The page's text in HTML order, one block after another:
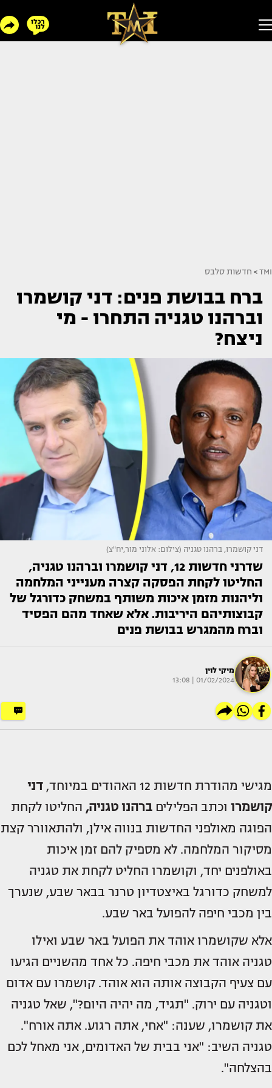
TMI
> חדשות סלבס
ברח בבושת פנים: דני קושמרו
וברהנו טגניה התחרו - מי
ניצח?
דני קושמרו, ברהנו טגניה (צילום: אלוני מור,יח"צ)
שדרני חדשות 12, דני קושמרו וברהנו טגניה,
החליטו לקחת הפסקה קצרה מענייני המלחמה
וליהנות מזמן איכות משותף במשחק כדורגל של
קבוצותיהם היריבות. אלא שאחד מהם הפסיד
וברח מהמגרש בבושת פנים
מיקי לוין
01/02/2024 | 13:08
מגישי מהודרת חדשות 12 האהודים במיוחד,
דני
קושמרו וכתב הפלילים ברהנו טגניה, החליטו לקחת
הפוגה מאולפני החדשות בנווה אילן, ולהתאוורר קצת
מסיקור המלחמה. לא מספיק להם זמן איכות
באולפנים יחד, וקושמרו החליט לקחת את טגניה
למשחק כדורגל באיצטדיון טרנר בבאר שבע, שנערך
בין מכבי חיפה להפועל באר שבע.
אלא שקושמרו אוהד את הפועל באר שבע ואילו
טגניה אוהד את מכבי חיפה. כל אחד מהשניים הגיעו
עם צעיף הקבוצה אותה הוא אוהד. קושמרו עם אדום
וטגניה עם ירוק. "תגיד, מה יהיה היום?", שאל טגניה
את קושמרו, שענה: "אחי, אתה רגוע. אתה אורח".
טגניה השיב: "אני בבית של האדומים, אני מאחל לכם
בהצלחה".